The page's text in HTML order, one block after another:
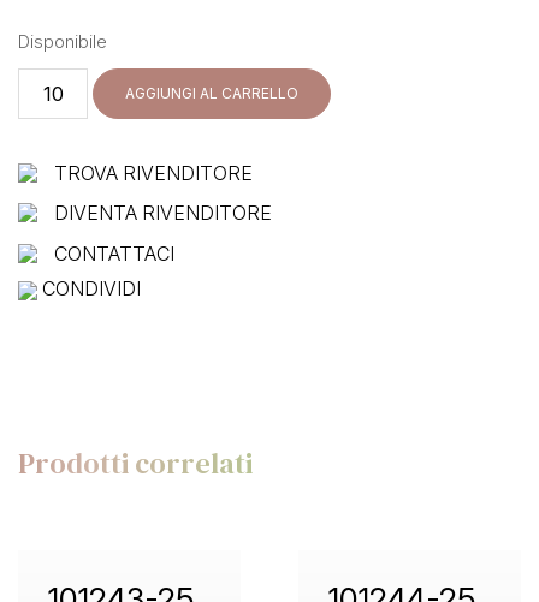
Disponibile
101617-
AGGIUNGI AL CARRELLO
TROVA RIVENDITORE
DIVENTA RIVENDITORE
CONTATTACI
CONDIVIDI
Prodotti correlati